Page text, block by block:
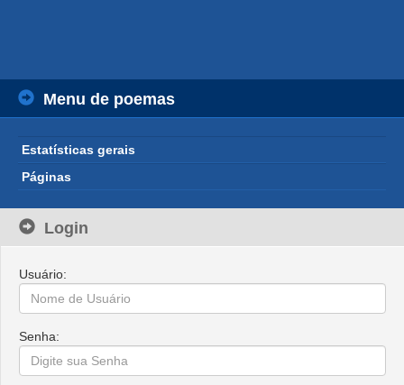
Menu de poemas
Estatísticas gerais
Páginas
Login
Usuário:
Senha: